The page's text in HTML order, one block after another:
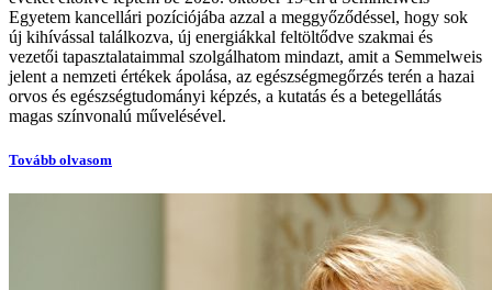
Egyetem kancellári pozíciójába azzal a meggyőződéssel, hogy sok
új kihívással találkozva, új energiákkal feltöltődve szakmai és
vezetői tapasztalataimmal szolgálhatom mindazt, amit a Semmelweis
jelent a nemzeti értékek ápolása, az egészségmegőrzés terén a hazai
orvos és egészségtudományi képzés, a kutatás és a betegellátás
magas színvonalú művelésével.
Tovább olvasom